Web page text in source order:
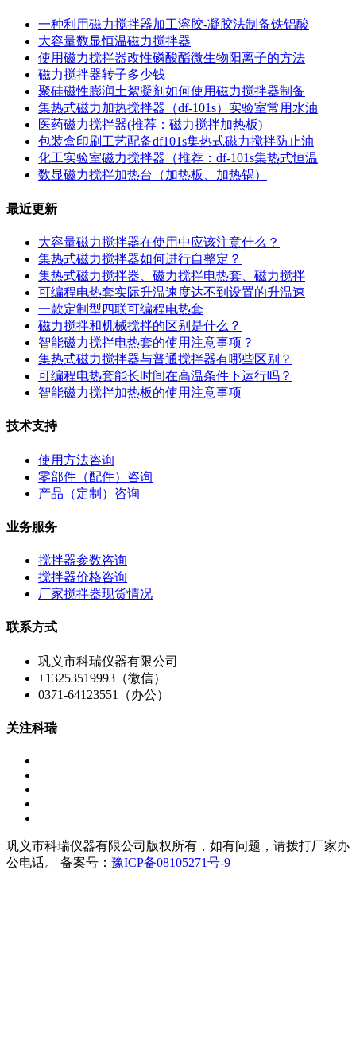
一种利用磁力搅拌器加工溶胶-凝胶法制备铁铝酸
大容量数显恒温磁力搅拌器
使用磁力搅拌器改性磷酸酯微生物阳离子的方法
磁力搅拌器转子多少钱
聚硅磁性膨润土絮凝剂如何使用磁力搅拌器制备
集热式磁力加热搅拌器（df-101s）实验室常用水油
医药磁力搅拌器(推荐：磁力搅拌加热板)
包装盒印刷工艺配备df101s集热式磁力搅拌防止油
化工实验室磁力搅拌器（推荐：df-101s集热式恒温
数显磁力搅拌加热台（加热板、加热锅）
最近更新
大容量磁力搅拌器在使用中应该注意什么？
集热式磁力搅拌器如何进行自整定？
集热式磁力搅拌器、磁力搅拌电热套、磁力搅拌
可编程电热套实际升温速度达不到设置的升温速
一款定制型四联可编程电热套
磁力搅拌和机械搅拌的区别是什么？
智能磁力搅拌电热套的使用注意事项？
集热式磁力搅拌器与普通搅拌器有哪些区别？
可编程电热套能长时间在高温条件下运行吗？
智能磁力搅拌加热板的使用注意事项
技术支持
使用方法咨询
零部件（配件）咨询
产品（定制）咨询
业务服务
搅拌器参数咨询
搅拌器价格咨询
厂家搅拌器现货情况
联系方式
巩义市科瑞仪器有限公司
+13253519993（微信）
0371-64123551（办公）
关注科瑞
巩义市科瑞仪器有限公司版权所有，如有问题，请拨打厂家办
公电话。 备案号： 豫ICP备08105271号-9